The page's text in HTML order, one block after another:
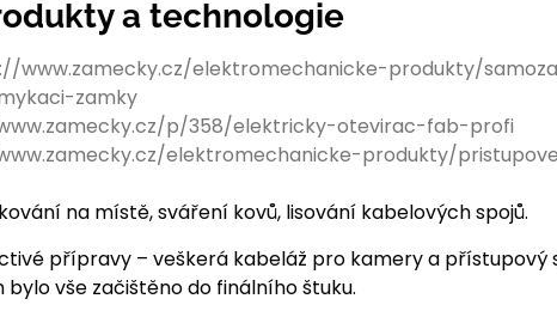
a technologie
www.zamecky.cz/elektromechanicke-produkty/
zamky
p/358/elektricky-otevirac-fab-profi
elektromechanicke-produkty/
na místě, sváření kovů, lisování kabelových spojů.
přípravy – veškerá kabeláž pro kamery a přístupový
vše začištěno do finálního štuku.